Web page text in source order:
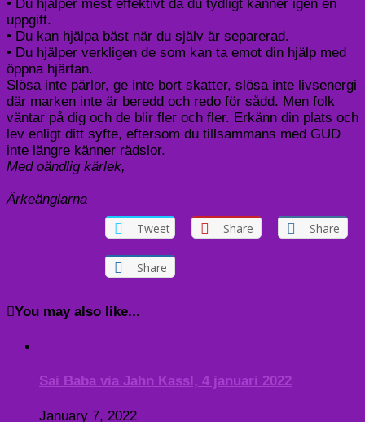
• Du hjälper mest effektivt då du tydligt känner igen en
uppgift.
• Du kan hjälpa bäst när du själv är separerad.
• Du hjälper verkligen de som kan ta emot din hjälp med
öppna hjärtan.
Slösa inte pärlor, ge inte bort skatter, slösa inte livsenergi
där marken inte är beredd och redo för sådd. Men folk
väntar på dig och de blir fler och fler. Erkänn din plats och
lev enligt ditt syfte, eftersom du tillsammans med GUD
inte längre känner rädslor.
Med oändlig kärlek,
Ärkeänglarna
Tweet
Share Share
Share
You may also like...
Sai Baba via Jahn Kassl, 4 januari 2022
January 7, 2022